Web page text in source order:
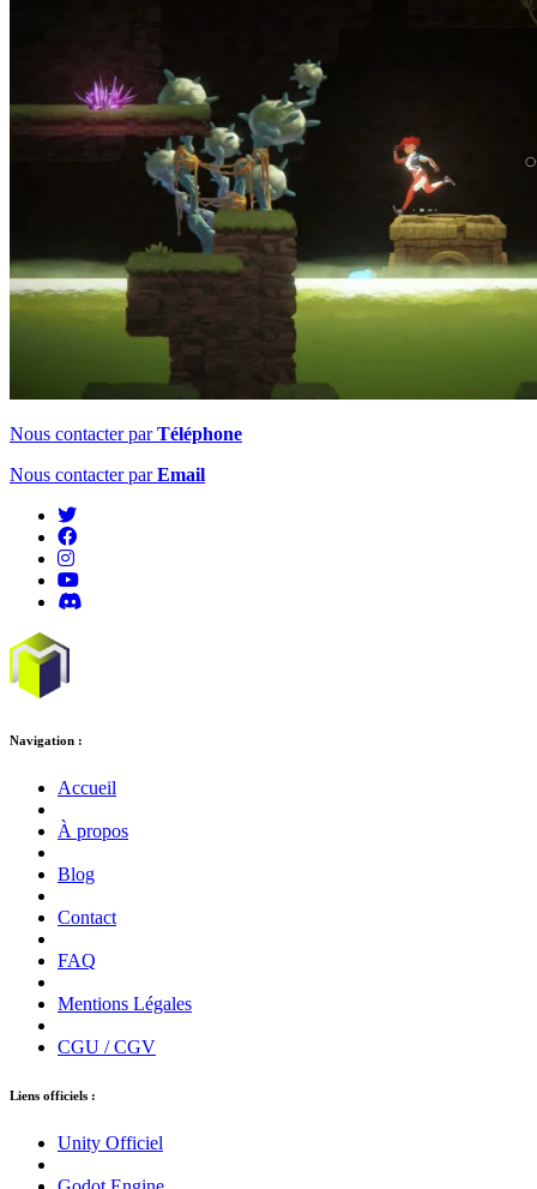
Nous contacter parTéléphone
Nous contacter parEmail
Navigation :
Accueil
À propos
Blog
Contact
FAQ
Mentions Légales
CGU / CGV
Liens officiels :
Unity Officiel